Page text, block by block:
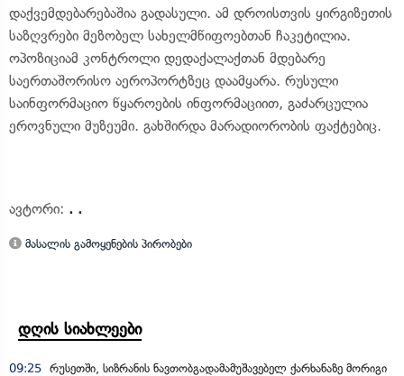
დაქვემდებარებაშია გადასული. ამ დროისთვის ყირგიზეთის
საზღვრები მეზობელ სახელმწიფოებთან ჩაკეტილია.
ოპოზიციამ კონტროლი დედაქალაქთან მდებარე
საერთაშორისო აეროპორტზეც დაამყარა. რუსული
საინფორმაციო წყაროების ინფორმაციით, გაძარცულია
ეროვნული მუზეუმი. გახშირდა მარადიორობის ფაქტებიც.
ავტორი: . .
მასალის გამოყენების პირობები
დღის სიახლეები
09:25 რუსეთში, სიზრანის ნავთობგადამამუშავებელ ქარხანაზე მორიგი